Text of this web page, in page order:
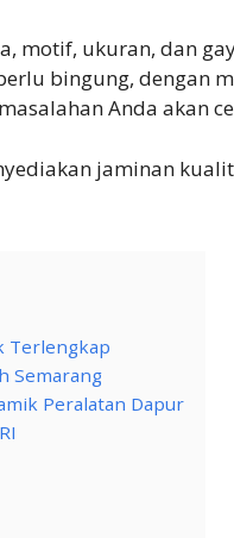
motif, ukuran, dan
bingung, dengan
Anda akan
jaminan
Terlengkap
Semarang
Peralatan Dapur